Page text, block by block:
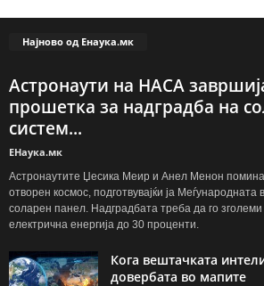
Најново од Енаука.мк
Астронаути на НАСА
прошетка за надградба на
систем...
ЕНаука.мк
Астронаутите Џесика Меир и Анел Менон
отворен космос, подготвувајќи ја Меѓународната
соларен панел. Надградбата треба да го
електрична енергија до 30 проценти.
Кога вештачката
довербата во мапите